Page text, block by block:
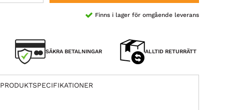
Finns i lager för omgående leverans
SÄKRA BETALNINGAR ALLTID RETURRÄTT
PRODUKTSPECIFIKATIONER